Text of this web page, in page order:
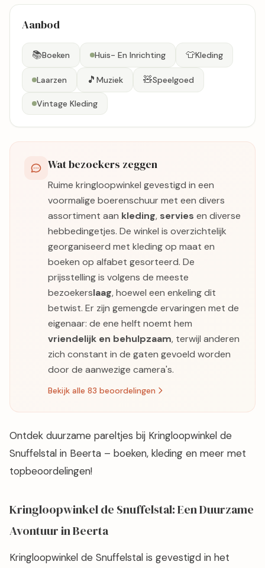
Aanbod
📚Boeken Huis- En Inrichting 👕Kleding
Laarzen 🎵 Muziek 🧸Speelgoed
Vintage Kleding
Wat bezoekers zeggen
Ruime kringloopwinkel gevestigd in een
voormalige boerenschuur met een divers
assortiment aan kleding, servies en diverse
hebbedingetjes. De winkel is overzichtelijk
georganiseerd met kleding op maat en
boeken op alfabet gesorteerd. De
prijsstelling is volgens de meeste
bezoekerslaag, hoewel een enkeling dit
betwist. Er zijn gemengde ervaringen met de
eigenaar: de ene helft noemt hem
vriendelijk en behulpzaam, terwijl anderen
zich constant in de gaten gevoeld worden
door de aanwezige camera's.
Bekijk alle 83 beoordelingen
Ontdek duurzame pareltjes bij Kringloopwinkel de
Snuffelstal in Beerta – boeken, kleding en meer met
topbeoordelingen!
Kringloopwinkel de Snuffelstal: Een Duurzame
Avontuur in Beerta
Kringloopwinkel de Snuffelstal is gevestigd in het